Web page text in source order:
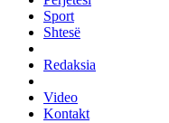
Sport
Shtesë
Redaksia
Video
Kontakt